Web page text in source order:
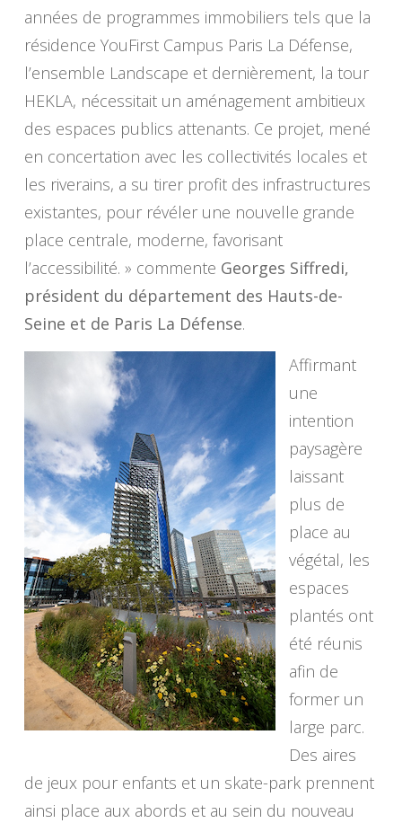
années de programmes immobiliers tels que la
résidence YouFirst Campus Paris La Défense,
l’ensemble Landscape et dernièrement, la tour
HEKLA, nécessitait un aménagement ambitieux
des espaces publics attenants. Ce projet, mené
en concertation avec les collectivités locales et
les riverains, a su tirer profit des infrastructures
existantes, pour révéler une nouvelle grande
place centrale, moderne, favorisant
l’accessibilité. » commente Georges Siffredi,
président du département des Hauts-de-
Seine et de Paris La Défense.
Affirmant
une
intention
paysagère
laissant
plus de
place au
végétal, les
espaces
plantés ont
été réunis
afin de
former un
large parc.
Des aires
de jeux pour enfants et un skate-park prennent
ainsi place aux abords et au sein du nouveau